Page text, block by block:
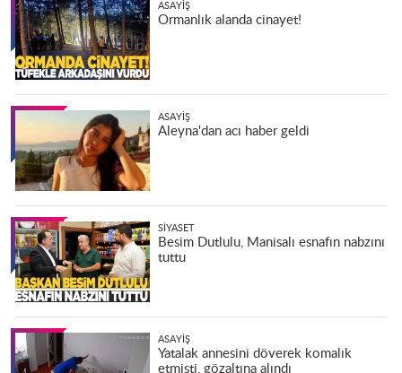
ASAYIŞ
Ormanlık alanda cinayet!
ASAYIŞ
Aleyna'dan acı haber geldi
SIYASET
Besim Dutlulu, Manisalı esnafın nabzını
tuttu
ASAYIŞ
Yatalak annesini döverek komalık
etmişti, gözaltına alındı